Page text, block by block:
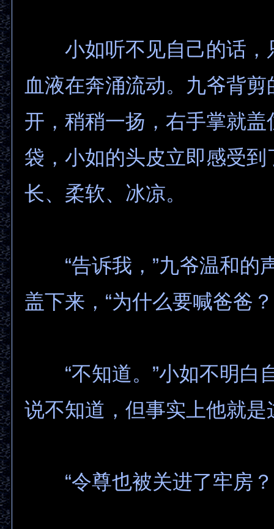
小如听不见自己的话，
血液在奔涌流动。九爷背
开，稍稍一扬，右手掌就盖
袋，小如的头皮立即感受到
长、柔软、冰凉。
“告诉我，”九爷温和的
盖下来，“为什么要喊爸爸？
“不知道。”小如不明白
说不知道，但事实上他就是
“令尊也被关进了牢房？